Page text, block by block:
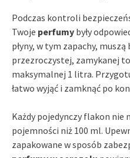
Podczas kontroli
Twoje perfumy były
płyny, w tym zapachy,
przezroczystej, zamykanej
maksymalnej 1 litra.
łatwo wyjąć i zamknąć po
Każdy pojedynczy flakon nie
pojemności niż 100 ml.
zapakowane w sposób